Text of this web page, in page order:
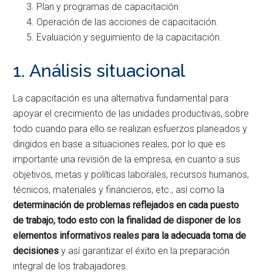
Plan y programas de capacitación.
Operación de las acciones de capacitación.
Evaluación y seguimiento de la capacitación.
1. Análisis situacional
La capacitación es una alternativa fundamental para
apoyar el crecimiento de las unidades productivas, sobre
todo cuando para ello se realizan esfuerzos planeados y
dirigidos en base a situaciones reales, por lo que es
importante una revisión de la empresa, en cuanto a sus
objetivos, metas y políticas laborales, recursos humanos,
técnicos, materiales y financieros, etc., así como la
determinación de problemas reflejados en cada puesto
de trabajo, todo esto con la finalidad de disponer de los
elementos informativos reales para la adecuada toma de
decisiones y así garantizar el éxito en la preparación
integral de los trabajadores.